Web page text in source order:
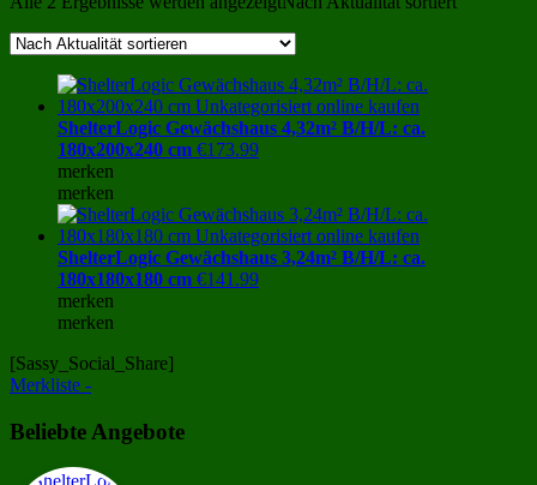
ShelterLogic Gewächshaus 4,32m² B/H/L: ca.
180x200x240 cm €173.99
merken
merken
ShelterLogic Gewächshaus 3,24m² B/H/L: ca.
180x180x180 cm €141.99
merken
merken
[Sassy_Social_Share]
Merkliste -
Beliebte Angebote